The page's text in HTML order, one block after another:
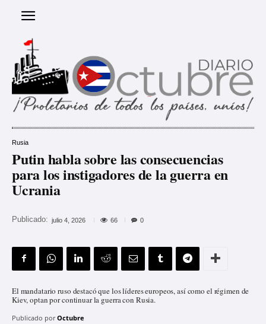
Rusia
Putin habla sobre las consecuencias
para los instigadores de la guerra en
Ucrania
Publicado: julio 4, 2026 66 0
El mandatario ruso destacó que los líderes europeos, así como el régimen de
Kiev, optan por continuar la guerra con Rusia.
Publicado por Octubre